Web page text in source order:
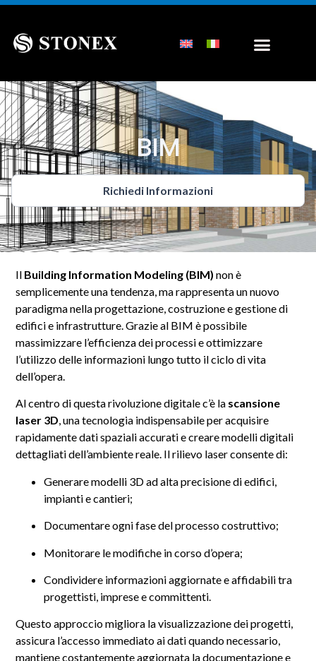
BIM
Richiedi Informazioni
Il Building Information Modeling (BIM) non è
semplicemente una tendenza, ma rappresenta un nuovo
paradigma nella progettazione, costruzione e gestione di
edifici e infrastrutture. Grazie al BIM è possibile
massimizzare l’efficienza dei processi e ottimizzare
l’utilizzo delle informazioni lungo tutto il ciclo di vita
dell’opera.
Al centro di questa rivoluzione digitale c’è la scansione
laser 3D, una tecnologia indispensabile per acquisire
rapidamente dati spaziali accurati e creare modelli digitali
dettagliati dell’ambiente reale. Il rilievo laser consente di:
Generare modelli 3D ad alta precisione di edifici,
impianti e cantieri;
Documentare ogni fase del processo costruttivo;
Monitorare le modifiche in corso d’opera;
Condividere informazioni aggiornate e affidabili tra
progettisti, imprese e committenti.
Questo approccio migliora la visualizzazione dei progetti,
assicura l’accesso immediato ai dati quando necessario,
mantiene costantemente aggiornata la documentazione e